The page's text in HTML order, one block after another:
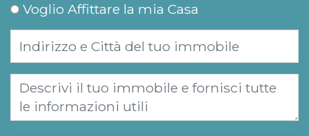
Voglio Affittare la mia Casa